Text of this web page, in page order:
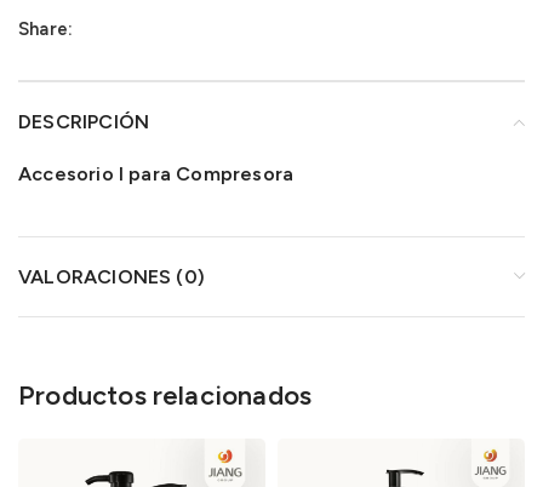
Share:
DESCRIPCIÓN
Accesorio I para Compresora
VALORACIONES (0)
Productos relacionados